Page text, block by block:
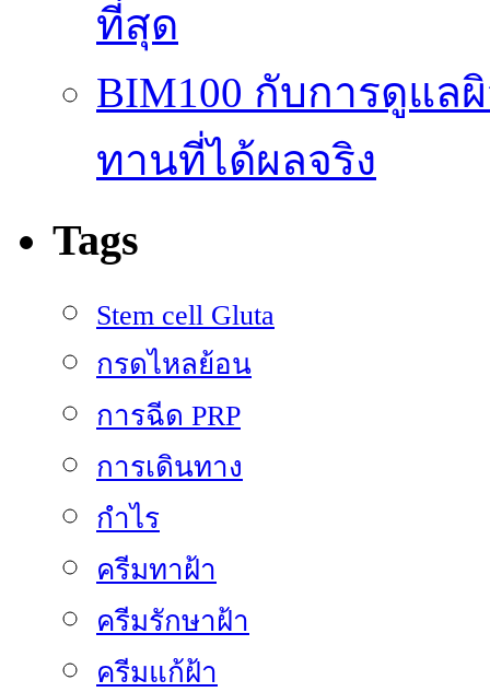
ที่สุด
BIM100 กับการดูแ
ทานที่ได้ผลจริง
Tags
Stem cell Gluta
กรดไหลย้อน
การฉีด PRP
การเดินทาง
กำไร
ครีมทาฝ้า
ครีมรักษาฝ้า
ครีมแก้ฝ้า